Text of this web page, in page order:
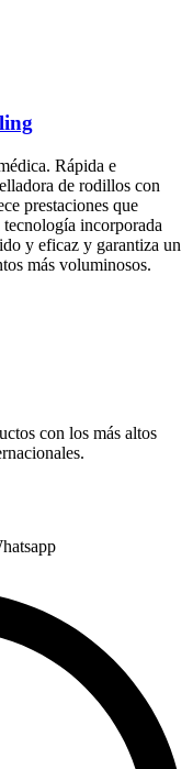
Rápida e
de rodillos con
prestaciones que
incorporada
y eficaz y garantiza un
más voluminosos.
con los más altos